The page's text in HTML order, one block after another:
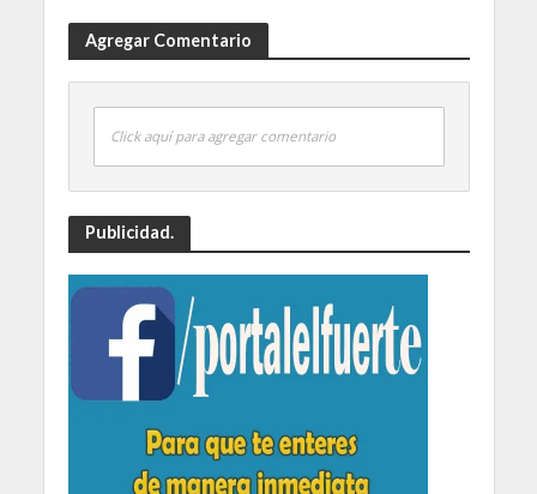
Agregar Comentario
Click aquí para agregar comentario
Publicidad.